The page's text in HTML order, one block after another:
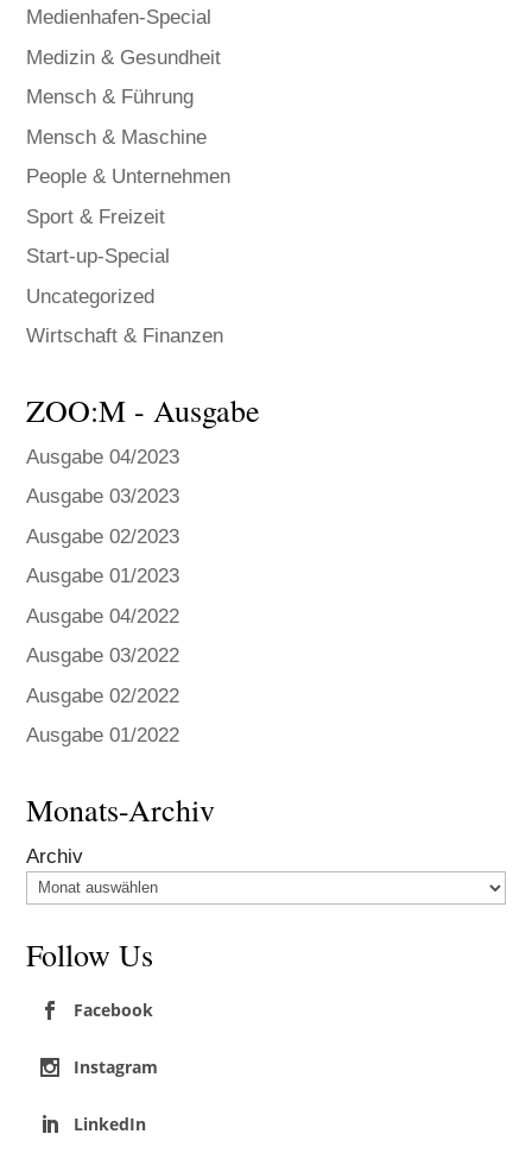
Medienhafen-Special
Medizin & Gesundheit
Mensch & Führung
Mensch & Maschine
People & Unternehmen
Sport & Freizeit
Start-up-Special
Uncategorized
Wirtschaft & Finanzen
ZOO:M - Ausgabe
Ausgabe 04/2023
Ausgabe 03/2023
Ausgabe 02/2023
Ausgabe 01/2023
Ausgabe 04/2022
Ausgabe 03/2022
Ausgabe 02/2022
Ausgabe 01/2022
Monats-Archiv
Archiv
Follow Us
Facebook
Instagram
LinkedIn